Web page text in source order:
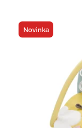
Novinka